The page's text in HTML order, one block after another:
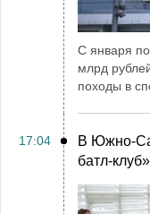
С января
млрд
походы в
17:04
В Южно-
батл-